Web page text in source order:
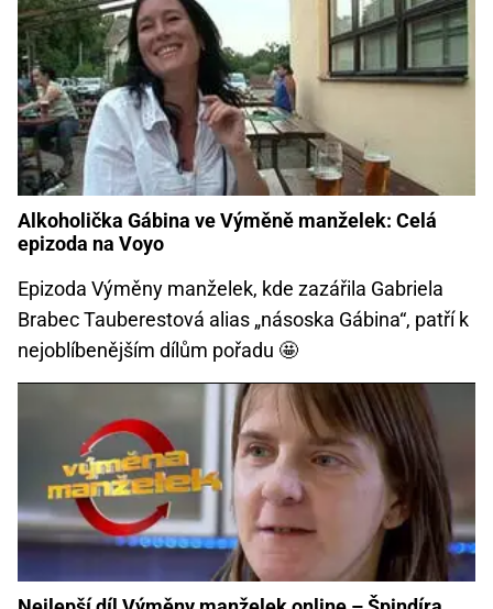
Alkoholička Gábina ve Výměně manželek: Celá
epizoda na Voyo
Epizoda Výměny manželek, kde zazářila Gabriela
Brabec Tauberestová alias „násoska Gábina“, patří k
nejoblíbenějším dílům pořadu 🤩